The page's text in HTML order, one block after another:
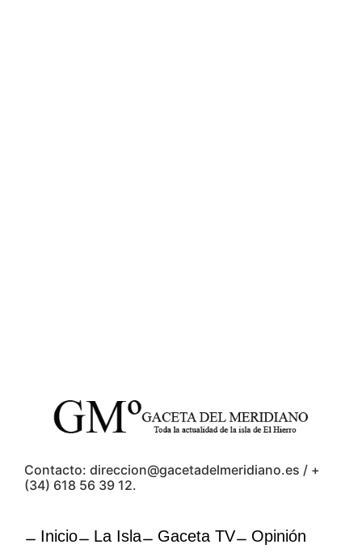
Contacto: direccion@gacetadelmeridiano.es / +
(34) 618 56 39 12.
Inicio La Isla Gaceta TV
Opinión